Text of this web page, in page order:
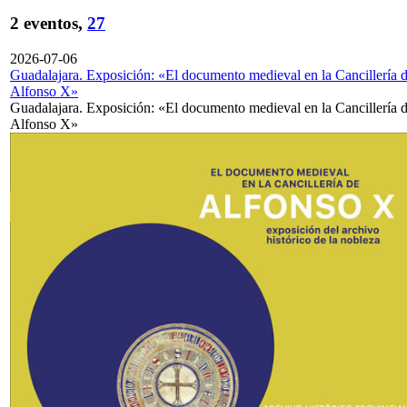
2 eventos, 27
2026-07-06
Guadalajara. Exposición: «El documento medieval en la Cancillería
Alfonso X»
Guadalajara. Exposición: «El documento medieval en la Cancillería
Alfonso X»